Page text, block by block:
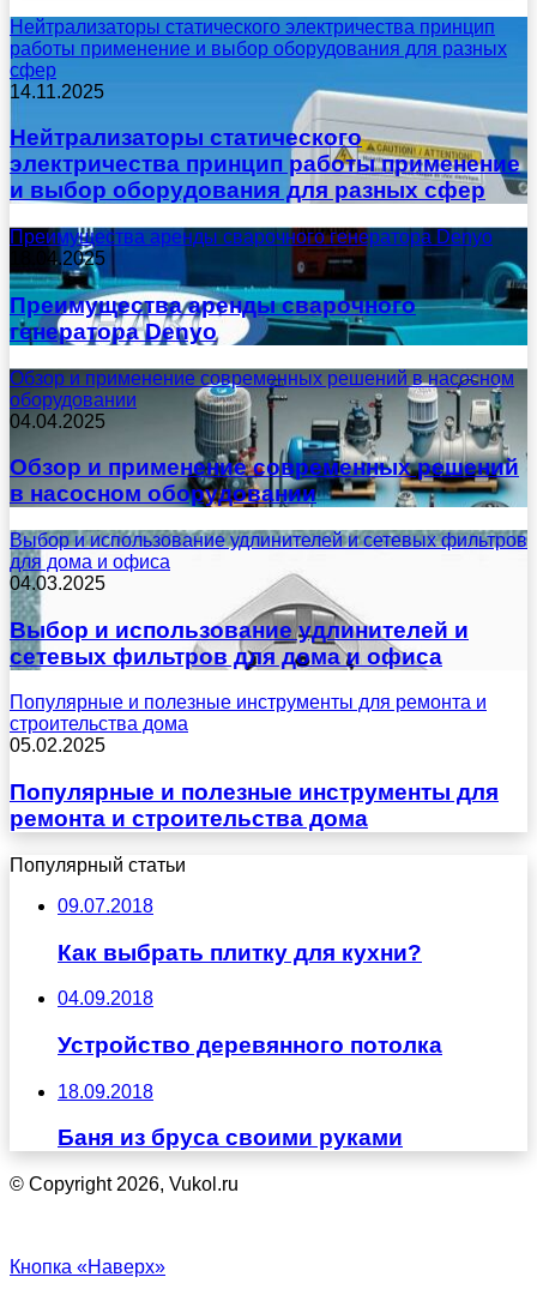
Нейтрализаторы статического электричества принцип
работы применение и выбор оборудования для разных
сфер
14.11.2025
Нейтрализаторы статического
электричества принцип работы применение
и выбор оборудования для разных сфер
Преимущества аренды сварочного генератора Denyo
18.04.2025
Преимущества аренды сварочного
генератора Denyo
Обзор и применение современных решений в насосном
оборудовании
04.04.2025
Обзор и применение современных решений
в насосном оборудовании
Выбор и использование удлинителей и сетевых фильтров
для дома и офиса
04.03.2025
Выбор и использование удлинителей и
сетевых фильтров для дома и офиса
Популярные и полезные инструменты для ремонта и
строительства дома
05.02.2025
Популярные и полезные инструменты для
ремонта и строительства дома
Популярный статьи
09.07.2018
Как выбрать плитку для кухни?
04.09.2018
Устройство деревянного потолка
18.09.2018
Баня из бруса своими руками
© Copyright 2026, Vukol.ru
Кнопка «Наверх»